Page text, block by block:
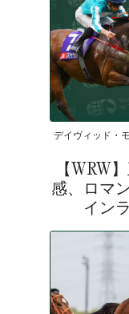
デイヴィッド・
【WRW
感、ロマ
イン